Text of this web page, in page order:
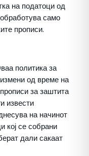
на податоци од
само
прописи.
политика за
од време на
за заштита
извести
на начинот
кој се собрани
дали сакаат